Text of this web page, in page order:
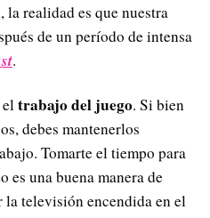
realidad es que nuestra
de un período de intensa
.
eltrabajo del juego. Si bien
debes mantenerlos
Tomarte el tiempo para
es una buena manera de
la televisión encendida en el